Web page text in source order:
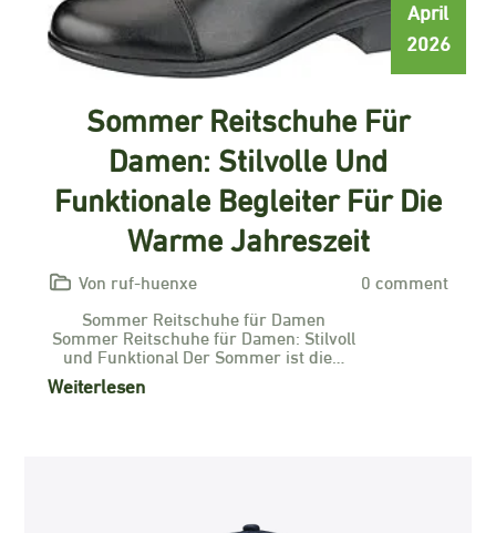
April
2026
Sommer Reitschuhe Für
Damen: Stilvolle Und
Funktionale Begleiter Für Die
Warme Jahreszeit
Von ruf-huenxe
0 comment
Sommer Reitschuhe für Damen
Sommer Reitschuhe für Damen: Stilvoll
und Funktional Der Sommer ist die…
Weiterlesen